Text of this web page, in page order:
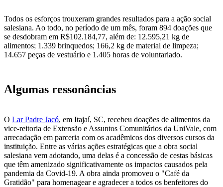
Todos os esforços trouxeram grandes resultados para a ação social
salesiana. Ao todo, no período de um mês, foram 894 doações que
se desdobram em R$102.184,77, além de: 12.595,21 kg de
alimentos; 1.339 brinquedos; 166,2 kg de material de limpeza;
14.657 peças de vestuário e 1.405 horas de voluntariado.
Algumas ressonâncias
O Lar Padre Jacó, em Itajaí, SC, recebeu doações de alimentos da
vice-reitoria de Extensão e Assuntos Comunitários da UniVale, com
arrecadação em parceria com os acadêmicos dos diversos cursos da
instituição. Entre as várias ações estratégicas que a obra social
salesiana vem adotando, uma delas é a concessão de cestas básicas
que têm amenizado significativamente os impactos causados pela
pandemia da Covid-19. A obra ainda promoveu o "Café da
Gratidão" para homenagear e agradecer a todos os benfeitores do